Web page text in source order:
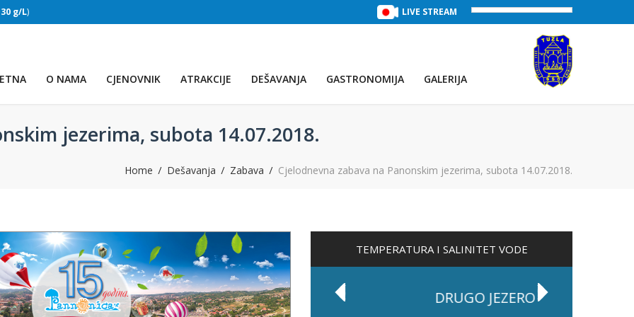
30 g/L) TREĆE JEZERO (Voda:28 °C, Salinitet:30 g/L)
LIVE STREAM
O NAMA CJENOVNIK ATRAKCIJE DEŠAVANJA GASTRONOMIJA GALERIJA
jezerima, subota 14.07.2018.
Home Dešavanja Zabava Cjelodnevna zabava na Panonskim jezerima, subota 14.07.2018.
TEMPERATURA I SALINITET VODE
PRVO JEZERO DRUGO JEZERO